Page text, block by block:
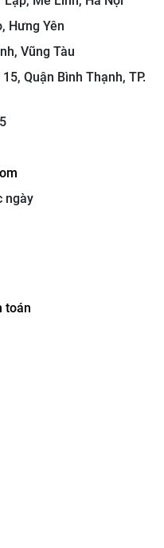
Hưng Yên
Vũng Tàu
Quận Bình Thạnh, TP.
ngày
toán